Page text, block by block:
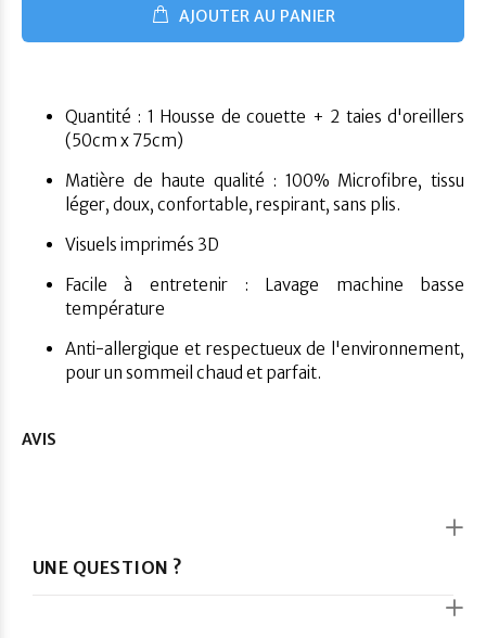
AJOUTER AU PANIER
Quantité : 1 Housse de couette + 2 taies d'oreillers
(50cm x 75cm)
Matière de haute qualité : 100% Microfibre, tissu
léger, doux, confortable, respirant, sans plis.
Visuels imprimés 3D
Facile à entretenir : Lavage machine basse
température
Anti-allergique et respectueux de l'environnement,
pour un sommeil chaud et parfait.
AVIS
UNE QUESTION ?